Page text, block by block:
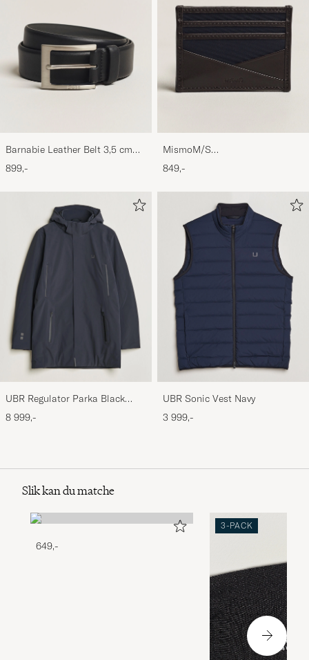
Barnabie Leather Belt 3,5 cm
Black
899,-
MismoM/S
CardholderNavy/Dark Brown
849,-
UBR Regulator Parka Black
Storm
8 999,-
UBR Sonic Vest Navy
3 999,-
Slik kan du matche
649,-
3-PACK